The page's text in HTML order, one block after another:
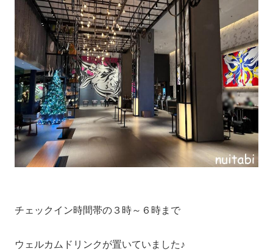
チェックイン時間帯の３時～６時まで
ウェルカムドリンクが置いていました♪